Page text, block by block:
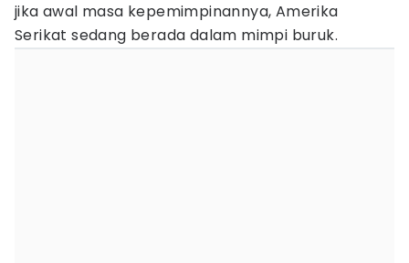
jika awal masa kepemimpinannya, Amerika
Serikat sedang berada dalam mimpi buruk.